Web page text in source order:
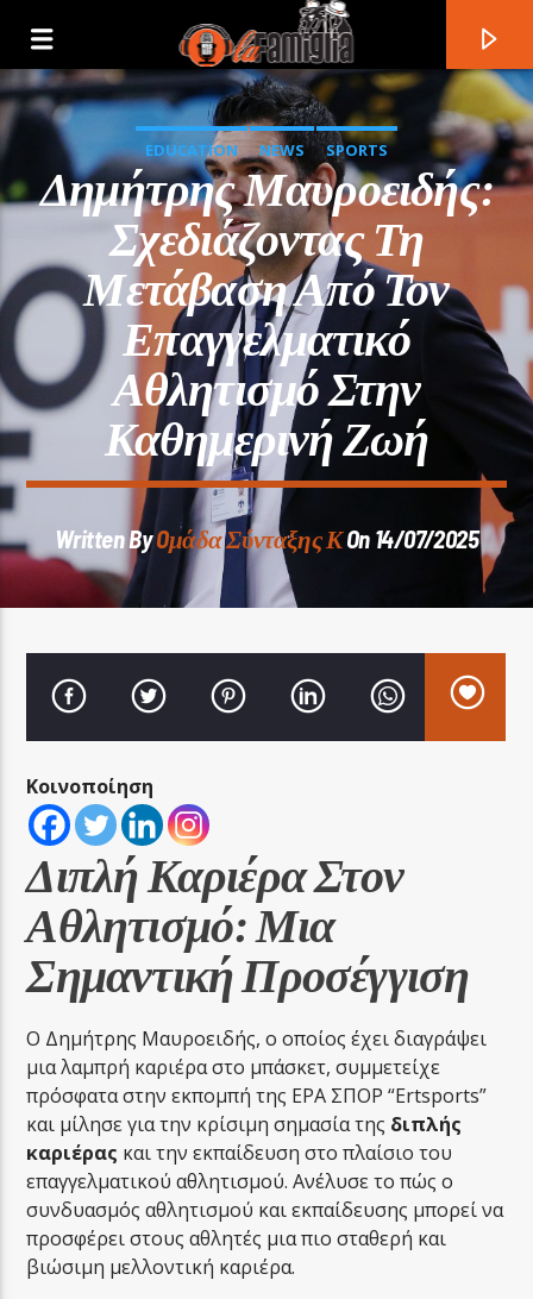
Current Track
Title
LA FAMIGLIA RADIO
LA FAMIGLIA ΝΗΣΙΩΤΙΚΑ
EDUCATION NEWS SPORTS
Δημήτρης Μαυροειδής:
Σχεδιάζοντας Τη
Μετάβαση Από Τον
Επαγγελματικό
Αθλητισμό Στην
Καθημερινή Ζωή
Written ByOμάδα Σύνταξης ΚOn 14/07/2025
Κοινοποίηση
Διπλή Καριέρα Στον
Αθλητισμό: Μια
Σημαντική Προσέγγιση
Ο Δημήτρης Μαυροειδής, ο οποίος έχει διαγράψει
μια λαμπρή καριέρα στο μπάσκετ, συμμετείχε
πρόσφατα στην εκπομπή της ΕΡΑ ΣΠΟΡ “Ertsports”
και μίλησε για την κρίσιμη σημασία της διπλής
καριέρας και την εκπαίδευση στο πλαίσιο του
επαγγελματικού αθλητισμού. Ανέλυσε το πώς ο
συνδυασμός αθλητισμού και εκπαίδευσης μπορεί να
προσφέρει στους αθλητές μια πιο σταθερή και
βιώσιμη μελλοντική καριέρα.